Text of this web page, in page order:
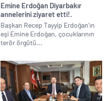
Emine Erdoğan Diyarbakır
annelerini ziyaret etti!.
Başkan Recep Tayyip Erdoğan’ın
eşi Emine Erdoğan, çocuklarının
terör örgütü...